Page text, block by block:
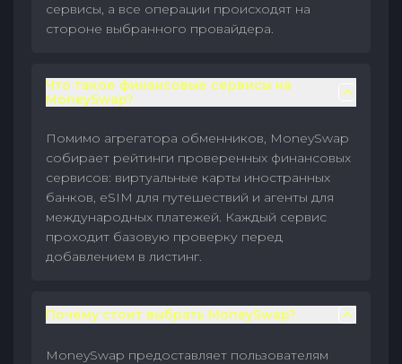
сервисы, а все операции происходят на
стороне выбранного провайдера.
Что такое финансовые сервисы на
MoneySwap?
Помимо агрегатора обменников, MoneySwap
собирает рейтинги проверенных финансовых
сервисов: виртуальные карты иностранных
банков, eSIM для путешествий и агенты для
международных платежей. Каждый сервис
проходит базовую проверку перед
добавлением в листинг.
Почему стоит выбрать MoneySwap?
MoneySwap предоставляет пользователям